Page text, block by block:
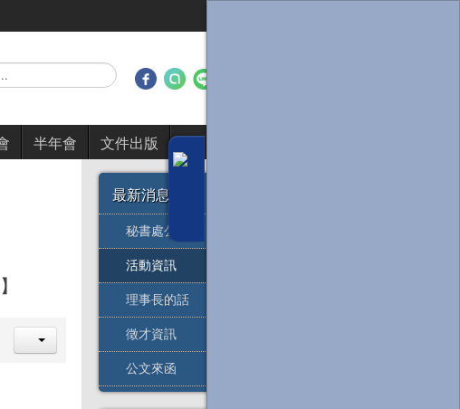
半年會 文件出版
最新消息
秘書處公告
活動資訊
理事長的話
徵才資訊
公文來函